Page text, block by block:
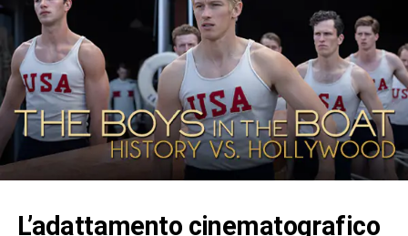
L’adattamento cinematografico